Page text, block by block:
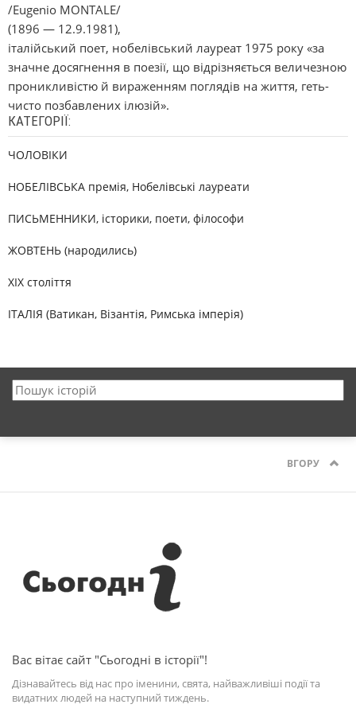
/Eugenio MONTALE/
(1896 — 12.9.1981),
італійський поет, нобелівський лауреат 1975 року «за
значне досягнення в поезії, що відрізняється величезною
проникливістю й вираженням поглядів на життя, геть-
чисто позбавлених ілюзій».
КАТЕГОРІЇ:
ЧОЛОВІКИ
НОБЕЛІВСЬКА премія, Нобелівські лауреати
ПИСЬМЕННИКИ, історики, поети, філософи
ЖОВТЕНЬ (народились)
XIX століття
ІТАЛІЯ (Ватикан, Візантія, Римська імперія)
ВГОРУ
Вас вітає сайт "Сьогодні в історії"!
Дізнавайтесь від нас про іменини, свята, найважливіші події та
видатних людей на наступний тиждень.